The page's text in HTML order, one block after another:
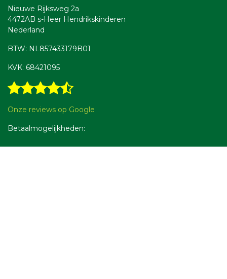
Nieuwe Rijksweg 2a
4472AB s-Heer Hendrikskinderen
Nederland
BTW: NL857433179B01
KVK: 68421095
Onze reviews op Google
Betaalmogelijkheden: